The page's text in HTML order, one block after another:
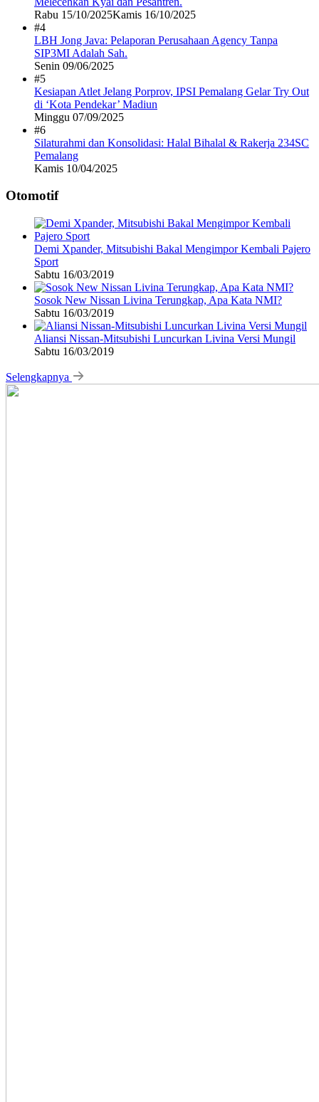
Rabu 15/10/2025Kamis 16/10/2025
#4
LBH Jong Java: Pelaporan Perusahaan Agency Tanpa
SIP3MI Adalah Sah.
Senin 09/06/2025
#5
Kesiapan Atlet Jelang Porprov, IPSI Pemalang Gelar Try Out
di ‘Kota Pendekar’ Madiun
Minggu 07/09/2025
#6
Silaturahmi dan Konsolidasi: Halal Bihalal & Rakerja 234SC
Pemalang
Kamis 10/04/2025
Otomotif
Demi Xpander, Mitsubishi Bakal Mengimpor Kembali Pajero
Sport
Sabtu 16/03/2019
Sosok New Nissan Livina Terungkap, Apa Kata NMI?
Sabtu 16/03/2019
Aliansi Nissan-Mitsubishi Luncurkan Livina Versi Mungil
Sabtu 16/03/2019
Selengkapnya